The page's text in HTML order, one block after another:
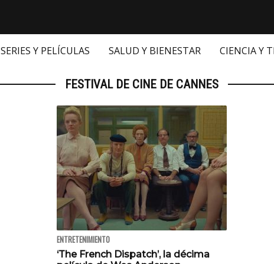
SERIES Y PELÍCULAS SALUD Y BIENESTAR CIENCIA Y
FESTIVAL DE CINE DE CANNES
ENTRETENIMIENTO
‘The French Dispatch’, la décima